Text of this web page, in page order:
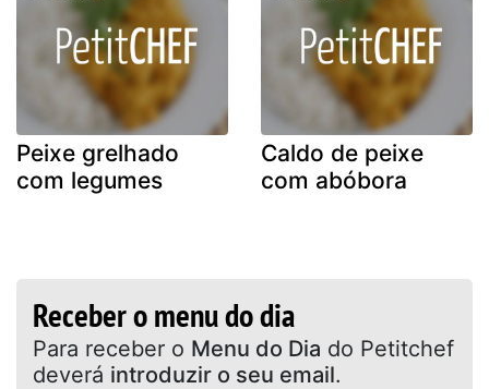
Peixe grelhado
com legumes
Caldo de peixe
com abóbora
Receber o menu do dia
Para receber o Menu do Dia do Petitchef
deverá introduzir o seu email.